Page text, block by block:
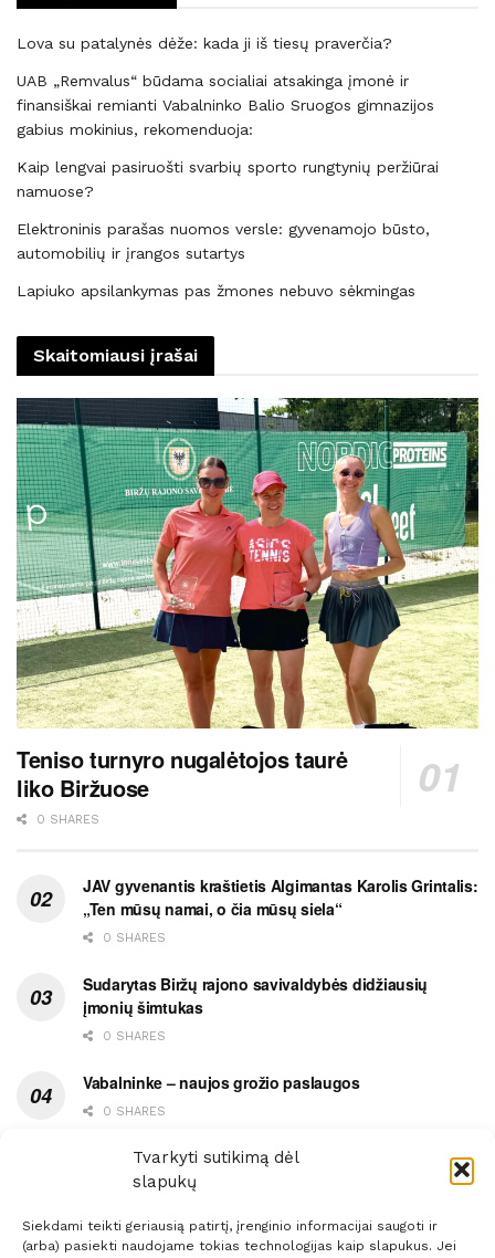
Tvarkyti sutikimą dėl
slapukų
Siekdami teikti geriausią patirtį, įrenginio informacijai saugoti ir
(arba) pasiekti naudojame tokias technologijas kaip slapukus. Jei
Lova su patalynės dėže: kada ji iš tiesų praverčia?
UAB „Remvalus“ būdama socialiai atsakinga įmonė ir
finansiškai remianti Vabalninko Balio Sruogos gimnazijos
gabius mokinius, rekomenduoja:
Kaip lengvai pasiruošti svarbių sporto rungtynių peržiūrai
namuose?
Elektroninis parašas nuomos versle: gyvenamojo būsto,
automobilių ir įrangos sutartys
Lapiuko apsilankymas pas žmones nebuvo sėkmingas
Skaitomiausi įrašai
Teniso turnyro nugalėtojos taurė
liko Biržuose
0 SHARES
JAV gyvenantis kraštietis Algimantas Karolis Grintalis:
„Ten mūsų namai, o čia mūsų siela“
0 SHARES
Sudarytas Biržų rajono savivaldybės didžiausių
įmonių šimtukas
0 SHARES
Vabalninke – naujos grožio paslaugos
0 SHARES
Vytauto gatvės grimasos, arba užsitęsusi Biržų gėda
0 SHARES